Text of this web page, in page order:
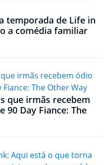
temporada de Life in
a comédia familiar
que irmãs recebem
90 Day Fiance: The